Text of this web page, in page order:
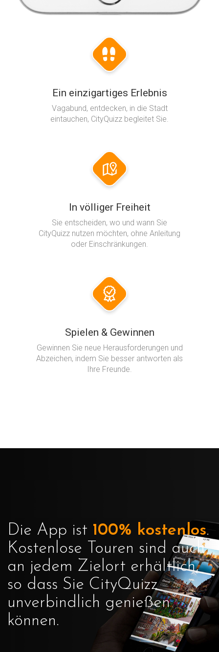
Ein einzigartiges Erlebnis
Vagabund, entdecken, in die Stadt
eintauchen, CityQuizz begleitet Sie.
In völliger Freiheit
Sie entscheiden, wo und wann Sie
CityQuizz nutzen möchten, ohne Anleitung
oder Einschränkungen.
Spielen & Gewinnen
Gewinnen Sie neue Herausforderungen und
Abzeichen, indem Sie besser antworten als
Ihre Freunde.
Die App ist 100% kostenlos.
Kostenlose Touren sind auch
an jedem Zielort erhältlich,
so dass Sie CityQuizz
unverbindlich genießen
können.